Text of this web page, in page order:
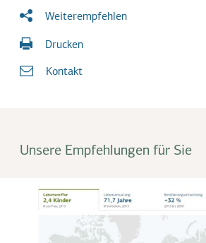
Weiterempfehlen
Drucken
Kontakt
Unsere Empfehlungen für Sie